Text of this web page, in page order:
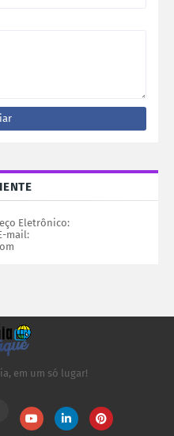
Eletrônico:
mail:
em um só lugar!